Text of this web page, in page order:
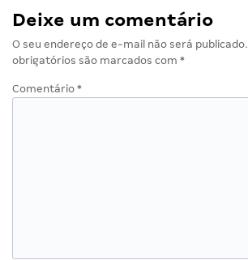
Deixe um comentário
O seu endereço de e-mail não será publicado.
obrigatórios são marcados com *
Comentário *